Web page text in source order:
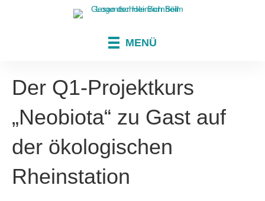
MENÜ
Der Q1-Projektkurs
„Neobiota“ zu Gast auf
der ökologischen
Rheinstation